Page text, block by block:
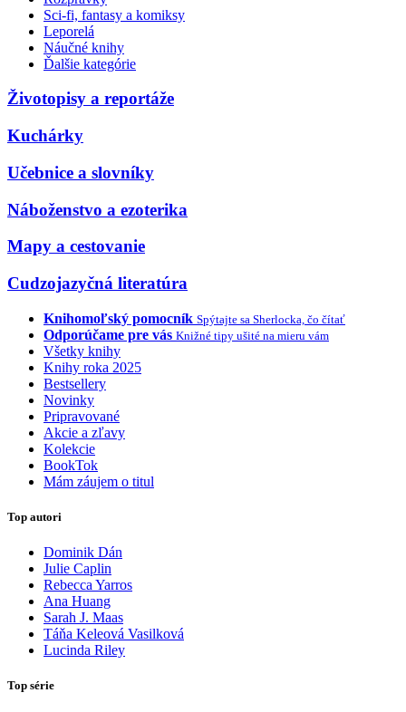
Sci-fi, fantasy a komiksy
Leporelá
Náučné knihy
Ďalšie kategórie
Životopisy a reportáže
Kuchárky
Učebnice a slovníky
Náboženstvo a ezoterika
Mapy a cestovanie
Cudzojazyčná literatúra
Knihomoľský pomocník Spýtajte sa Sherlocka, čo čítať
Odporúčame pre vás Knižné tipy ušité na mieru vám
Všetky knihy
Knihy roka 2025
Bestsellery
Novinky
Pripravované
Akcie a zľavy
Kolekcie
BookTok
Mám záujem o titul
Top autori
Dominik Dán
Julie Caplin
Rebecca Yarros
Ana Huang
Sarah J. Maas
Táňa Keleová Vasilková
Lucinda Riley
Top série